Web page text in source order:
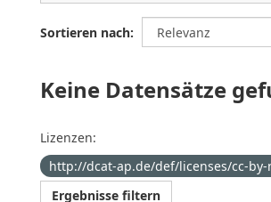
Sortieren nach
Keine Datensätze
Lizenzen:
http://dcat-ap.de/def/licenses/cc-by-
Ergebnisse filtern